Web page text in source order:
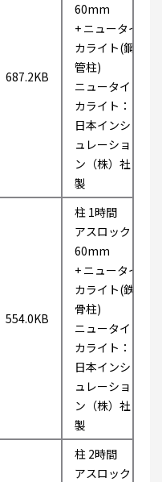
687.2KB
60mm
+ ニュータイ
カライト(鋼
管柱)
ニュータイ
カライト：
日本インシ
ュレーショ
ン（株）社
製
554.0KB
柱 1時間
アスロック
60mm
+ ニュータイ
カライト(鉄
骨柱)
ニュータイ
カライト：
日本インシ
ュレーショ
ン（株）社
製
柱 2時間
アスロック